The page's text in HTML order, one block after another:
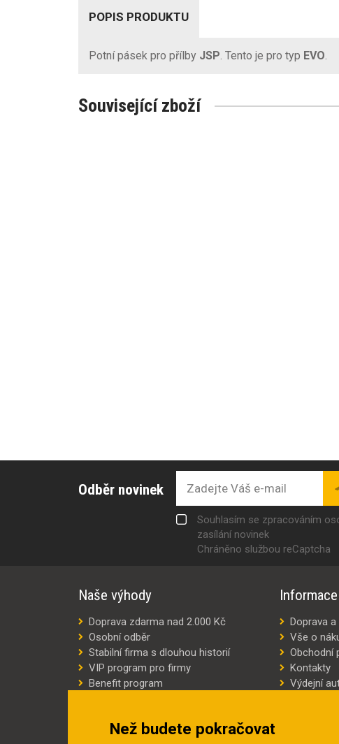
POPIS PRODUKTU
Potní pásek pro přílby JSP. Tento je pro typ EVO.
Související zboží
Odběr novinek
Souhlasím se zpracováním
zasílání novinek
Chráněno službou reCaptcha
Naše výhody
Doprava zdarma nad 2.000 Kč
Osobní odběr
Stabilní firma s dlouhou historií
VIP program pro firmy
Benefit program
Šetříme náklady
Informace
Doprava
Vše o
Obchodní
Kontakty
Výdejní
Než budete pokračovat